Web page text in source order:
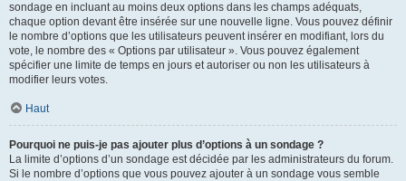
sondage en incluant au moins deux options dans les champs adéquats,
chaque option devant être insérée sur une nouvelle ligne. Vous pouvez définir
le nombre d’options que les utilisateurs peuvent insérer en modifiant, lors du
vote, le nombre des « Options par utilisateur ». Vous pouvez également
spécifier une limite de temps en jours et autoriser ou non les utilisateurs à
modifier leurs votes.
Haut
Pourquoi ne puis-je pas ajouter plus d’options à un sondage ?
La limite d’options d’un sondage est décidée par les administrateurs du forum.
Si le nombre d’options que vous pouvez ajouter à un sondage vous semble